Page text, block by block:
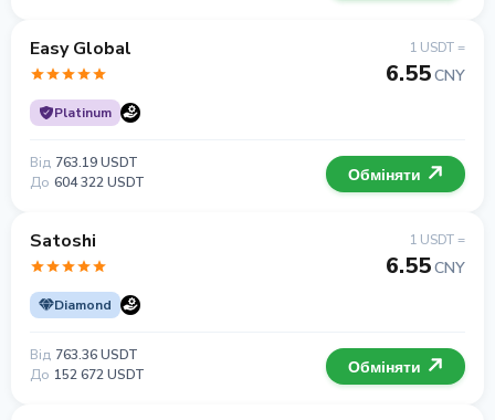
Easy Global
Platinum
1 USDT =
6.55CNY
Від 763.19 USDT
До 604 322 USDT Обміняти
Satoshi
Diamond
1 USDT =
6.55CNY
Від 763.36 USDT
До 152 672 USDT Обміняти